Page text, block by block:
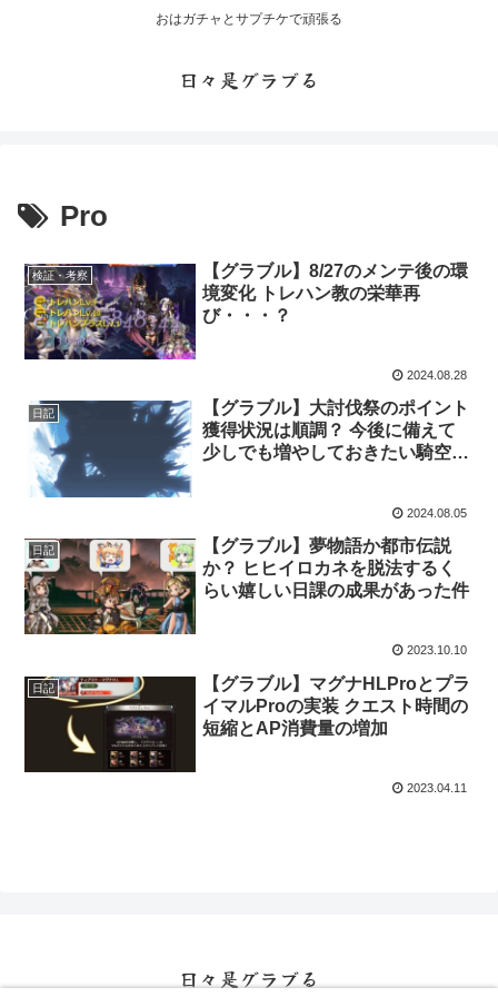
おはガチャとサプチケで頑張る
日々是グラブる
Pro
検証・考察
【グラブル】8/27のメンテ後の環
境変化 トレハン教の栄華再
び・・・？
2024.08.28
日記
【グラブル】大討伐祭のポイント
獲得状況は順調？ 今後に備えて
少しでも増やしておきたい騎空士
2024.08.05
日記
【グラブル】夢物語か都市伝説
か？ ヒヒイロカネを脱法するく
らい嬉しい日課の成果があった件
2023.10.10
日記
【グラブル】マグナHLProとプラ
イマルProの実装 クエスト時間の
短縮とAP消費量の増加
2023.04.11
日々是グラブる